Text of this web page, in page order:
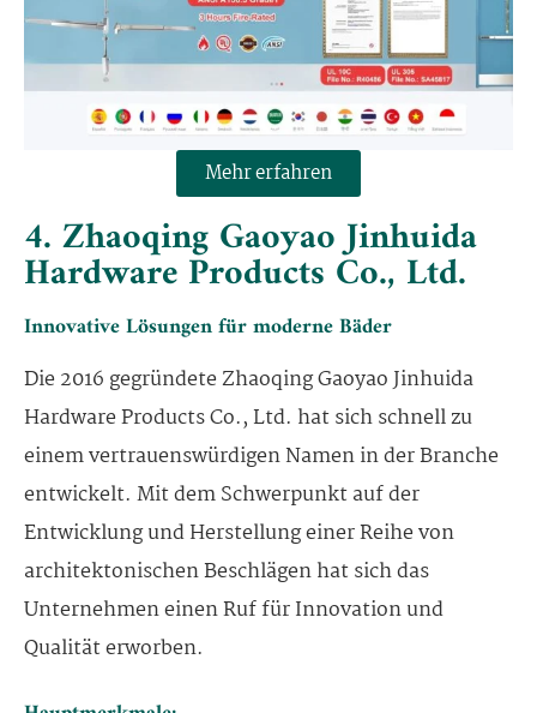
Mehr erfahren
4. Zhaoqing Gaoyao Jinhuida
Hardware Products Co., Ltd.
Innovative Lösungen für moderne Bäder
Die 2016 gegründete Zhaoqing Gaoyao Jinhuida
Hardware Products Co., Ltd. hat sich schnell zu
einem vertrauenswürdigen Namen in der Branche
entwickelt. Mit dem Schwerpunkt auf der
Entwicklung und Herstellung einer Reihe von
architektonischen Beschlägen hat sich das
Unternehmen einen Ruf für Innovation und
Qualität erworben.